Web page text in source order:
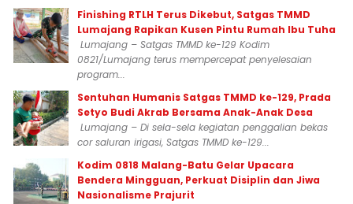
Finishing RTLH Terus Dikebut, Satgas TMMD
Lumajang Rapikan Kusen Pintu Rumah Ibu Tuha
Lumajang – Satgas TMMD ke-129 Kodim
0821/Lumajang terus mempercepat penyelesaian
program...
Sentuhan Humanis Satgas TMMD ke-129, Prada
Setyo Budi Akrab Bersama Anak-Anak Desa
Lumajang – Di sela-sela kegiatan penggalian bekas
cor saluran irigasi, Satgas TMMD ke-129...
Kodim 0818 Malang-Batu Gelar Upacara
Bendera Mingguan, Perkuat Disiplin dan Jiwa
Nasionalisme Prajurit